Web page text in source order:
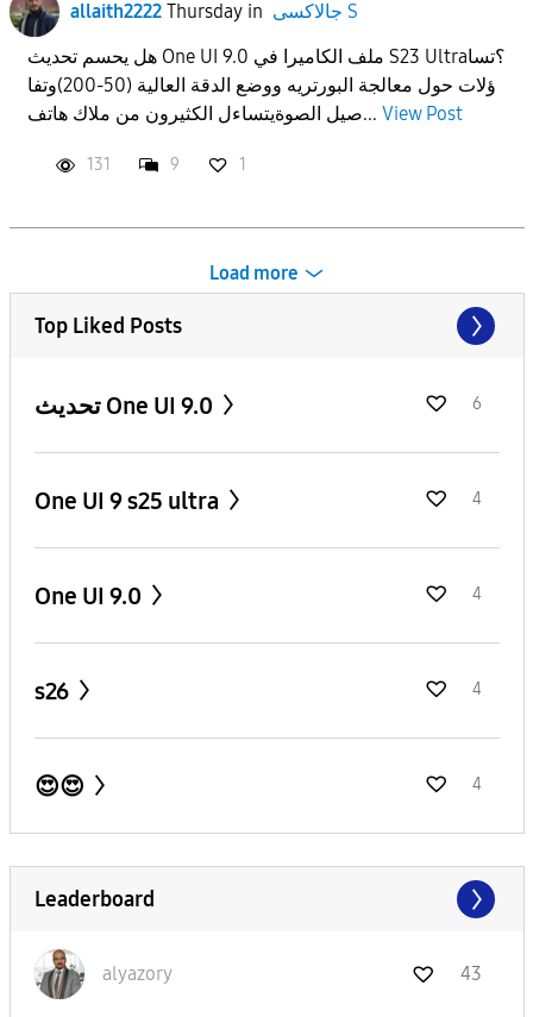
allaith2222 Thursdayin
جالاكسى S
هل يحسم تحديث One UI 9.0 ملف الكاميرا في S23 Ultra؟تسا
ؤلات حول معالجة البورتريه ووضع الدقة العالية (50-200)وتفا
صيل الصوة​يتساءل الكثيرون من ملاك هاتف... View Post
131 9 1
Load more
Top Liked Posts
تحديث One UI 9.0 6
One UI 9 s25 ultra 4
One UI 9.0 4
s26 4
😍😍 4
Leaderboard
alyazory 43